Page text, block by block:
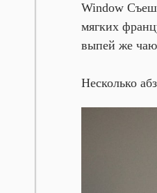
Window
мягких
выпей же
Несколько